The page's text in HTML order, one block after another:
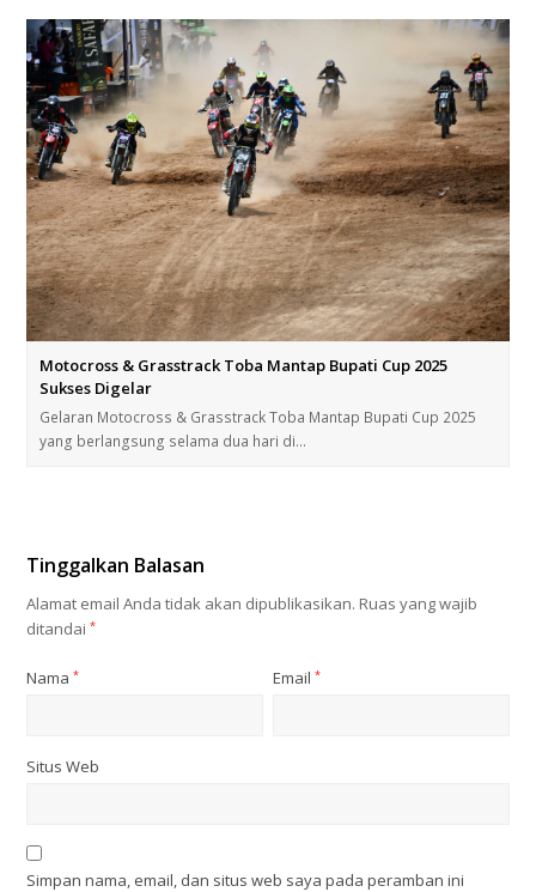
Motocross & Grasstrack Toba Mantap Bupati Cup 2025
Sukses Digelar
Gelaran Motocross & Grasstrack Toba Mantap Bupati Cup 2025
yang berlangsung selama dua hari di…
Tinggalkan Balasan
Alamat email Anda tidak akan dipublikasikan. Ruas yang wajib
ditandai*
Nama* Email*
Situs Web
Simpan nama, email, dan situs web saya pada peramban ini